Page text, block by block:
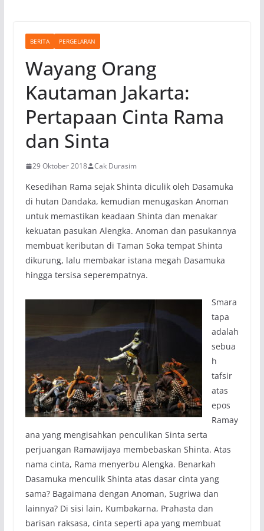
BERITA PERGELARAN
Wayang Orang
Kautaman Jakarta:
Pertapaan Cinta Rama
dan Sinta
29 Oktober 2018 Cak Durasim
Kesedihan Rama sejak Shinta diculik oleh Dasamuka
di hutan Dandaka, kemudian menugaskan Anoman
untuk memastikan keadaan Shinta dan menakar
kekuatan pasukan Alengka. Anoman dan pasukannya
membuat keributan di Taman Soka tempat Shinta
dikurung, lalu membakar istana megah Dasamuka
hingga tersisa seperempatnya.
Smara
tapa
adalah
sebua
h
tafsir
atas
epos
Ramay
ana yang mengisahkan penculikan Sinta serta
perjuangan Ramawijaya membebaskan Shinta. Atas
nama cinta, Rama menyerbu Alengka. Benarkah
Dasamuka menculik Shinta atas dasar cinta yang
sama? Bagaimana dengan Anoman, Sugriwa dan
lainnya? Di sisi lain, Kumbakarna, Prahasta dan
barisan raksasa, cinta seperti apa yang membuat